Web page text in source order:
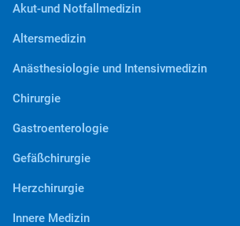
Akut-und Notfallmedizin
Altersmedizin
Anästhesiologie und Intensivmedizin
Chirurgie
Gastroenterologie
Gefäßchirurgie
Herzchirurgie
Innere Medizin